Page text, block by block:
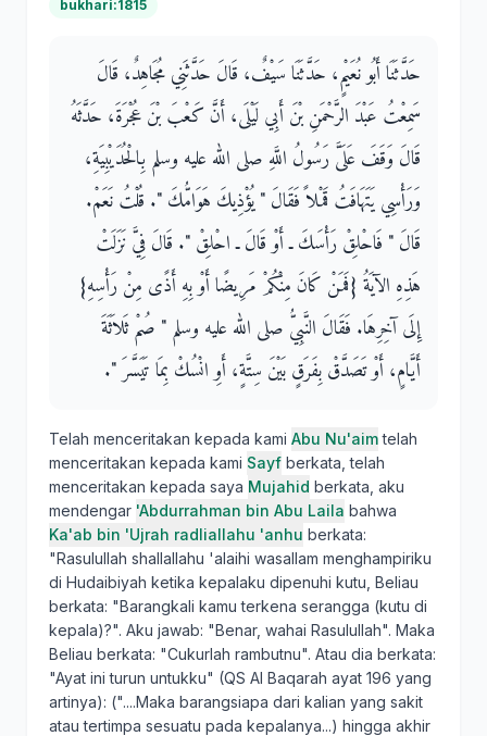
bukhari:1815
حَدَّثَنَا أَبُو نُعَيْمٍ، حَدَّثَنَا سَيْفٌ، قَالَ حَدَّثَنِي مُجَاهِدٌ، قَالَ
سَمِعْتُ عَبْدَ الرَّحْمَنِ بْنَ أَبِي لَيْلَى، أَنَّ كَعْبَ بْنَ عُجْرَةَ، حَدَّثَهُ
قَالَ وَقَفَ عَلَىَّ رَسُولُ اللَّهِ صلى الله عليه وسلم بِالْحُدَيْبِيَةِ،
وَرَأْسِي يَتَهَافَتُ قَمْلاً فَقَالَ ‏"‏ يُؤْذِيكَ هَوَامُّكَ ‏"‏‏.‏ قُلْتُ نَعَمْ‏.‏
قَالَ ‏"‏ فَاحْلِقْ رَأْسَكَ ـ أَوْ قَالَ ـ احْلِقْ ‏"‏‏.‏ قَالَ فِيَّ نَزَلَتْ
هَذِهِ الآيَةُ ‏{‏فَمَنْ كَانَ مِنْكُمْ مَرِيضًا أَوْ بِهِ أَذًى مِنْ رَأْسِهِ‏}‏
إِلَى آخِرِهَا‏.‏ فَقَالَ النَّبِيُّ صلى الله عليه وسلم ‏"‏ صُمْ ثَلاَثَةَ
أَيَّامٍ، أَوْ تَصَدَّقْ بِفَرَقٍ بَيْنَ سِتَّةٍ، أَوِ انْسُكْ بِمَا تَيَسَّرَ ‏"‏‏.‏
Telah menceritakan kepada kami Abu Nu'aimtelah
menceritakan kepada kami Sayf berkata, telah
menceritakan kepada saya Mujahid berkata, aku
mendengar 'Abdurrahman bin Abu Laila bahwa
Ka'ab bin 'Ujrah radliallahu 'anhu berkata:
"Rasulullah shallallahu 'alaihi wasallam menghampiriku
di Hudaibiyah ketika kepalaku dipenuhi kutu, Beliau
berkata: "Barangkali kamu terkena serangga (kutu di
kepala)?". Aku jawab: "Benar, wahai Rasulullah". Maka
Beliau berkata: "Cukurlah rambutnu". Atau dia berkata:
"Ayat ini turun untukku" (QS Al Baqarah ayat 196 yang
artinya): ("....Maka barangsiapa dari kalian yang sakit
atau tertimpa sesuatu pada kepalanya...) hingga akhir